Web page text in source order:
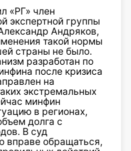
«РГ» член
экспертной группы
Андряков,
такой нормы
страны не было.
разработан по
после кризиса
на
экстремальных
минфин
в регионах,
долга с
В суд
вправе обращаться,